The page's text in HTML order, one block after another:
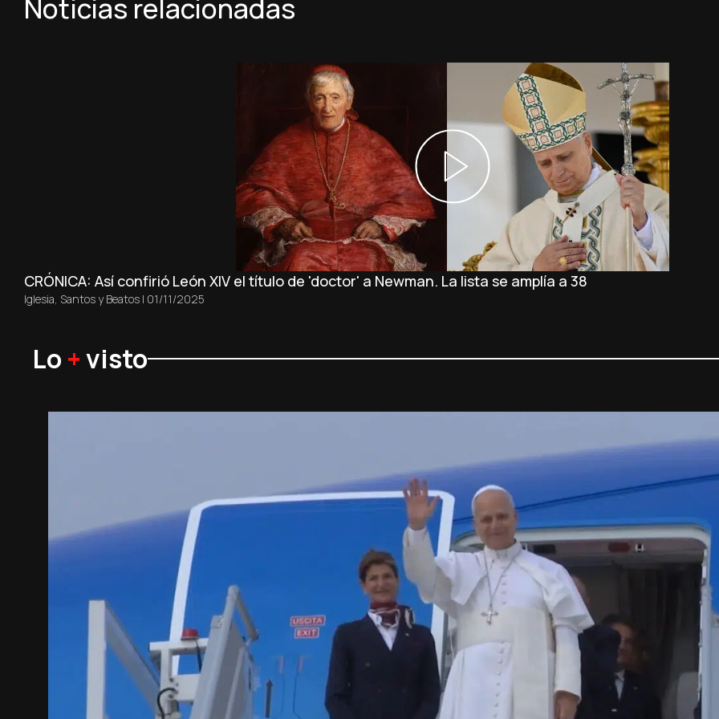
Noticias relacionadas
CRÓNICA: Así confirió León XIV el título de 'doctor' a Newman. La lista se amplía a 38
Iglesia Santos y Beatos | 01/11/2025
Lo +visto